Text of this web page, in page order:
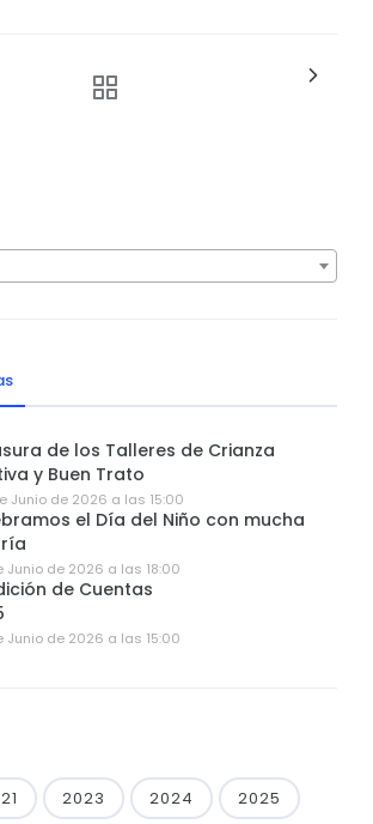
de los Talleres de Crianza
y Buen Trato
Junio de 2026 a las 15:00
el Día del Niño con mucha
Junio de 2026 a las 18:00
de Cuentas
Junio de 2026 a las 15:00
2023 2024 2025